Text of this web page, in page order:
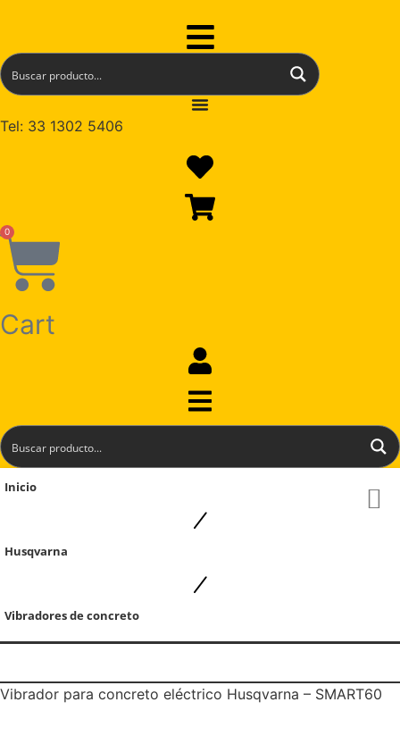
contenido
Flyout
Tel: 33 1302 5406
0
Cart
Inicio
Husqvarna
Vibradores de concreto
Vibrador para concreto eléctrico Husqvarna – SMART60